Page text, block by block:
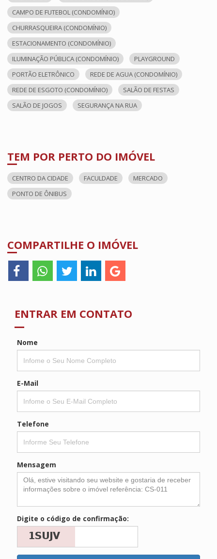
CAMPO DE FUTEBOL (CONDOMÍNIO)
CHURRASQUEIRA (CONDOMÍNIO)
ESTACIONAMENTO (CONDOMÍNIO)
ILUMINAÇÃO PÚBLICA (CONDOMÍNIO)
PLAYGROUND
PORTÃO ELETRÔNICO
REDE DE AGUA (CONDOMÍNIO)
REDE DE ESGOTO (CONDOMÍNIO)
SALÃO DE FESTAS
SALÃO DE JOGOS
SEGURANÇA NA RUA
TEM POR PERTO DO IMÓVEL
CENTRO DA CIDADE FACULDADE
MERCADO
PONTO DE ÔNIBUS
COMPARTILHE O IMÓVEL
ENTRAR EM CONTATO
Nome
E-Mail
Telefone
Mensagem
Digite o código de confirmação: